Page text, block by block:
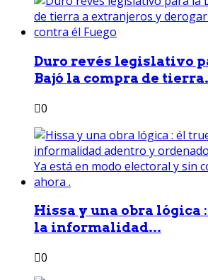
Duro revés legislativo
Bajó la compra de
0
Hissa y una obra lógica
la informalidad...
0